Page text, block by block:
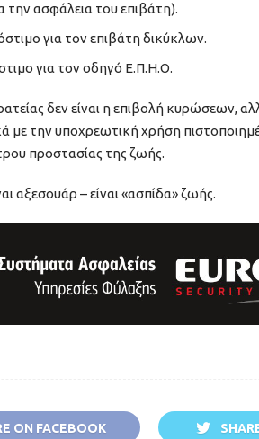
την ασφάλεια του επιβάτη).
για τον επιβάτη δικύκλων.
για τον οδηγό Ε.Π.Η.Ο.
δεν είναι η επιβολή κυρώσεων,
με την υποχρεωτική χρήση
προστασίας της ζωής.
αξεσουάρ – είναι «ασπίδα» ζωής.
ON FACEBOOK